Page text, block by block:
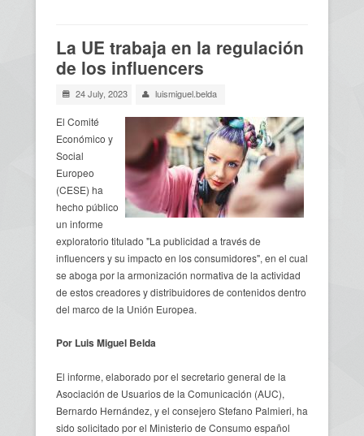
La UE trabaja en la regulación
de los influencers
24 July, 2023 luismiguel.belda
El Comité
Económico y
Social
Europeo
(CESE) ha
hecho público
un informe
exploratorio titulado "La publicidad a través de
influencers y su impacto en los consumidores", en el cual
se aboga por la armonización normativa de la actividad
de estos creadores y distribuidores de contenidos dentro
del marco de la Unión Europea.
Por Luis Miguel Belda
El informe, elaborado por el secretario general de la
Asociación de Usuarios de la Comunicación (AUC),
Bernardo Hernández, y el consejero Stefano Palmieri, ha
sido solicitado por el Ministerio de Consumo español